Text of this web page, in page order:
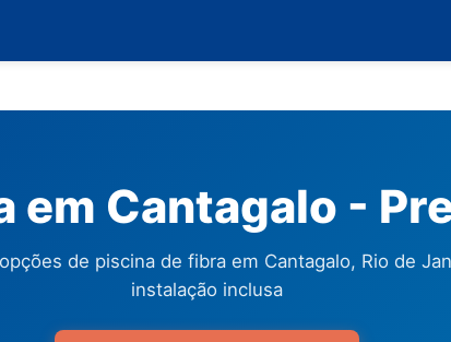
em Cantagalo -
de piscina de fibra em Cantagalo, Rio de
instalação inclusa